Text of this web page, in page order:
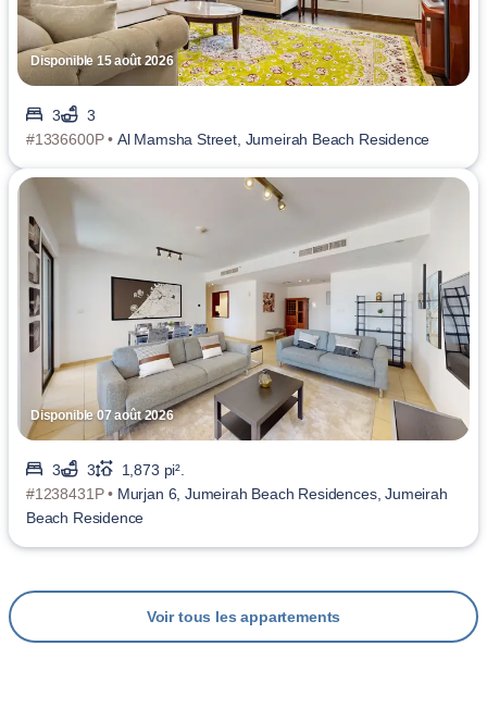
Disponible 15 août 2026
3
3
#1336600P • Al Mamsha Street, Jumeirah Beach Residence
Disponible 07 août 2026
3 3
1,873 pi².
#1238431P • Murjan 6, Jumeirah Beach Residences, Jumeirah
Beach Residence
Voir tous les appartements